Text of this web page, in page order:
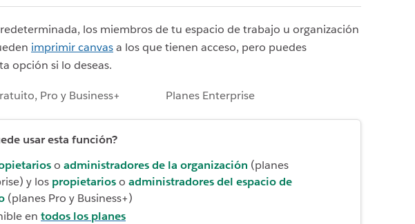
los miembros de tu espacio de trabajo u organización
imprimir canvasa los que tienen acceso, pero puedes
opción si lo deseas.
Pro y Business+ Planes Enterprise
usar esta función?
o administradores de la organización (planes
y los propietarioso administradores del espacio de
(planes Pro y Business+)
en todos los planes